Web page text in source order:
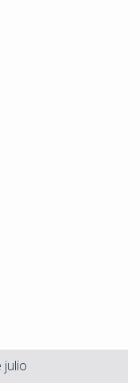
julio